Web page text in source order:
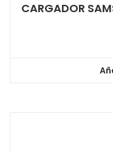
CARGADOR